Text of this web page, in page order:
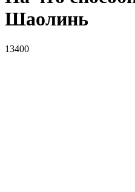
Шаолинь
13400